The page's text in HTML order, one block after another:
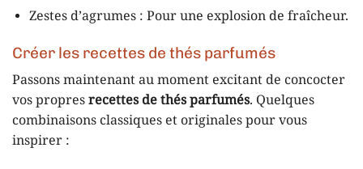
Zestes d’agrumes : Pour une explosion de fraîcheur.
Créer les recettes de thés parfumés
Passons maintenant au moment excitant de concocter
vos propresrecettes de thés parfumés. Quelques
combinaisons classiques et originales pour vous
inspirer :